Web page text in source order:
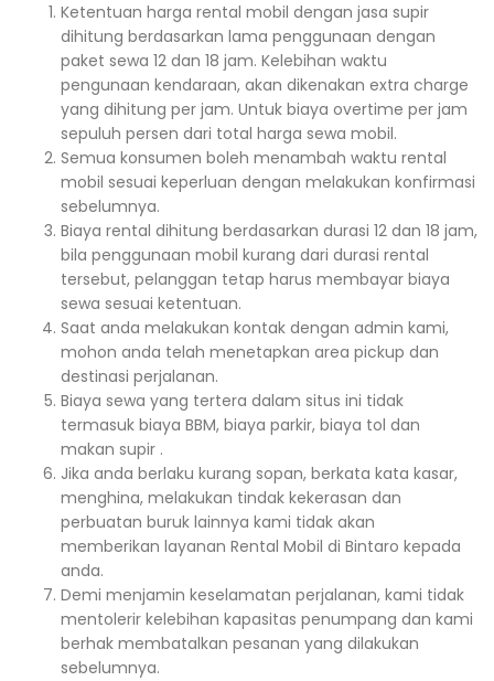
Ketentuan harga rental mobil dengan jasa supir
dihitung berdasarkan lama penggunaan dengan
paket sewa 12 dan 18 jam. Kelebihan waktu
pengunaan kendaraan, akan dikenakan extra charge
yang dihitung per jam. Untuk biaya overtime per jam
sepuluh persen dari total harga sewa mobil.
Semua konsumen boleh menambah waktu rental
mobil sesuai keperluan dengan melakukan konfirmasi
sebelumnya.
Biaya rental dihitung berdasarkan durasi 12 dan 18 jam,
bila penggunaan mobil kurang dari durasi rental
tersebut, pelanggan tetap harus membayar biaya
sewa sesuai ketentuan.
Saat anda melakukan kontak dengan admin kami,
mohon anda telah menetapkan area pickup dan
destinasi perjalanan.
Biaya sewa yang tertera dalam situs ini tidak
termasuk biaya BBM, biaya parkir, biaya tol dan
makan supir .
Jika anda berlaku kurang sopan, berkata kata kasar,
menghina, melakukan tindak kekerasan dan
perbuatan buruk lainnya kami tidak akan
memberikan layanan Rental Mobil di Bintaro kepada
anda.
Demi menjamin keselamatan perjalanan, kami tidak
mentolerir kelebihan kapasitas penumpang dan kami
berhak membatalkan pesanan yang dilakukan
sebelumnya.